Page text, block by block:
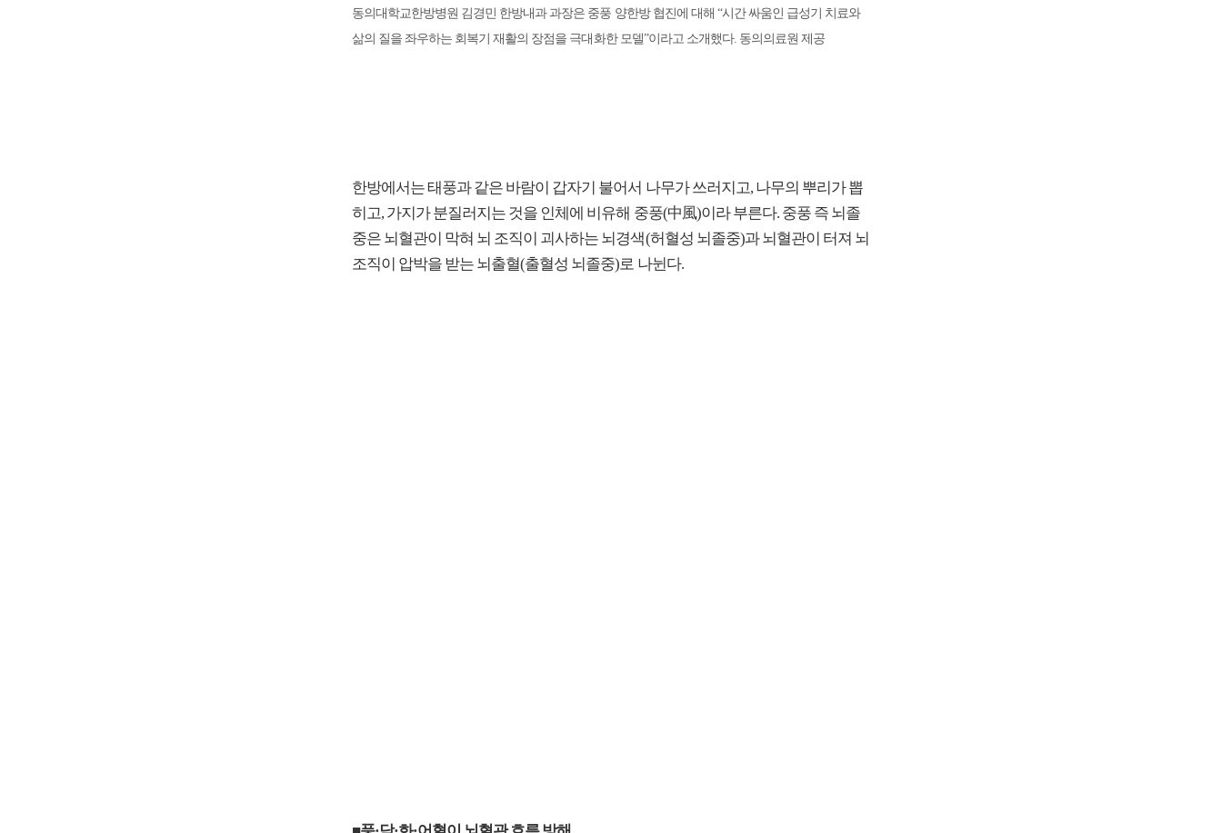
동의대학교한방병원 김경민 한방내과 과장은 중풍 양한방 협진에 대해 “시간 싸움인 급성기 치료와
삶의 질을 좌우하는 회복기 재활의 장점을 극대화한 모델”이라고 소개했다. 동의의료원 제공
한방에서는 태풍과 같은 바람이 갑자기 불어서 나무가 쓰러지고, 나무의 뿌리가 뽑
히고, 가지가 분질러지는 것을 인체에 비유해 중풍(中風)이라 부른다. 중풍 즉 뇌졸
중은 뇌혈관이 막혀 뇌 조직이 괴사하는 뇌경색(허혈성 뇌졸중)과 뇌혈관이 터져 뇌
조직이 압박을 받는 뇌출혈(출혈성 뇌졸중)로 나뉜다.